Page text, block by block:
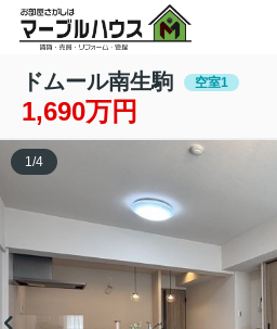
ドムール南生駒 空室1
1,690万円
1/4